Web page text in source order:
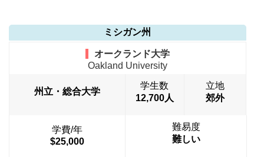
ミシガン州
オークランド大学
Oakland University
州立・総合大学
学生数
12,700人
立地
郊外
学費/年
$25,000
難易度
難しい